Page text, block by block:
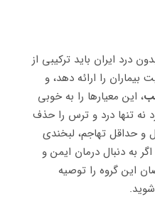
درد ایران باید ترکیبی از
را ارائه دهد، و
، این معیارها را به خوبی
نه تنها درد و ترس را حذف
و حداقل تهاجم، لبخندی
به دنبال درمان ایمن و
این گروه را توصیه